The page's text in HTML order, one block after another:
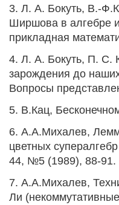
3. Л. А. Бокуть, B.-
Ширшова в алгебре
прикладная
4. Л. А. Бокуть, П. С.
зарождения до
Вопросы
5. В.Кац,
6. А.А.Михалев,
цветных
44, №5 (1989), 88-91.
7. А.А.Михалев,
Ли